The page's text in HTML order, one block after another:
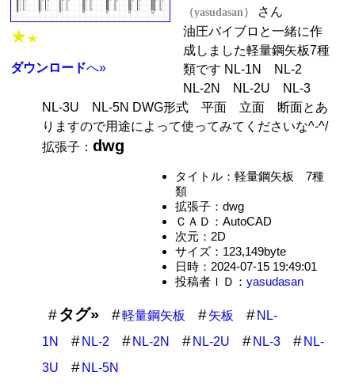
★★
ダウンロードへ»
（yasudasan）
さん
油圧バイブロと一緒に作
成しました軽量鋼矢板7種
類です NL-1N NL-2
NL-2N NL-2U NL-3
NL-3U NL-5N DWG形式 平面 立面 断面とあ
りますので用途によって使ってみてくださいな^-^/
拡張子：dwg
タイトル：軽量鋼矢板 7種
類
拡張子：dwg
ＣＡＤ：AutoCAD
次元：2D
サイズ：123,149byte
日時：2024-07-15 19:49:01
投稿者ＩＤ： yasudasan
タグ» 軽量鋼矢板 矢板
NL-
1N
NL-2 NL-2N NL-2U NL-3
NL-
3U
NL-5N